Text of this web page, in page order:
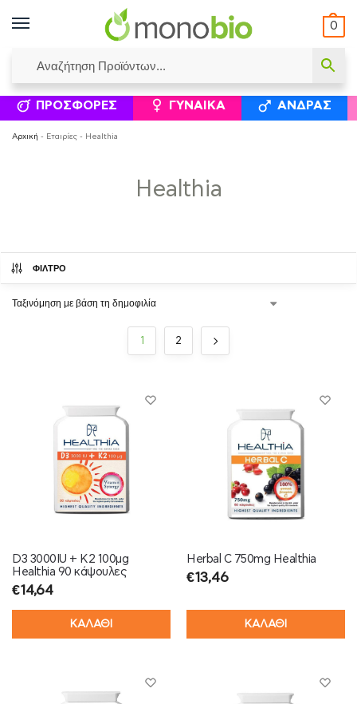
0
ΙΣΟΛΟΓΙΣΜΟΊ ΕΛΕΆΝΝΑ ΧΡΙΣΤΙΝΆΚΗ ΕΠΙΚΟΙΝΩΝΊΑ
ΣΥΜΠΛΗΡΏΜΑΤΑ ΔΙΑΤΡΟΦΉΣ ΦΥΣΙΚΆ
ΠΡΟΣΦΟΡΈΣ ΓΥΝΑΊΚΑ ΆΝΔΡΑΣ
Αρχική - Εταιρίες - Healthia
Healthia
ΦΙΛΤΡΟ
1 2
D3 3000IU + K2 100μg
Healthia 90 κάψουλες
€14,64
ΚΑΛΑΘΙ
Herbal C 750mg Healthia
€13,46
ΚΑΛΑΘΙ